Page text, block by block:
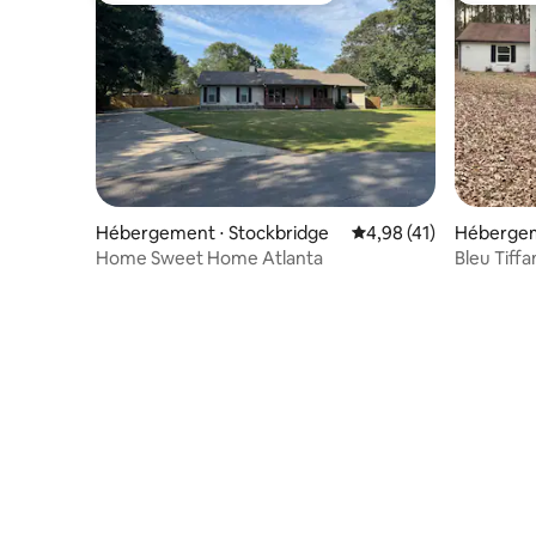
Hébergement ⋅ Stockbridge Évaluation moyenne
4,98 (41)
Home Sweet Home Atlanta
Bleu